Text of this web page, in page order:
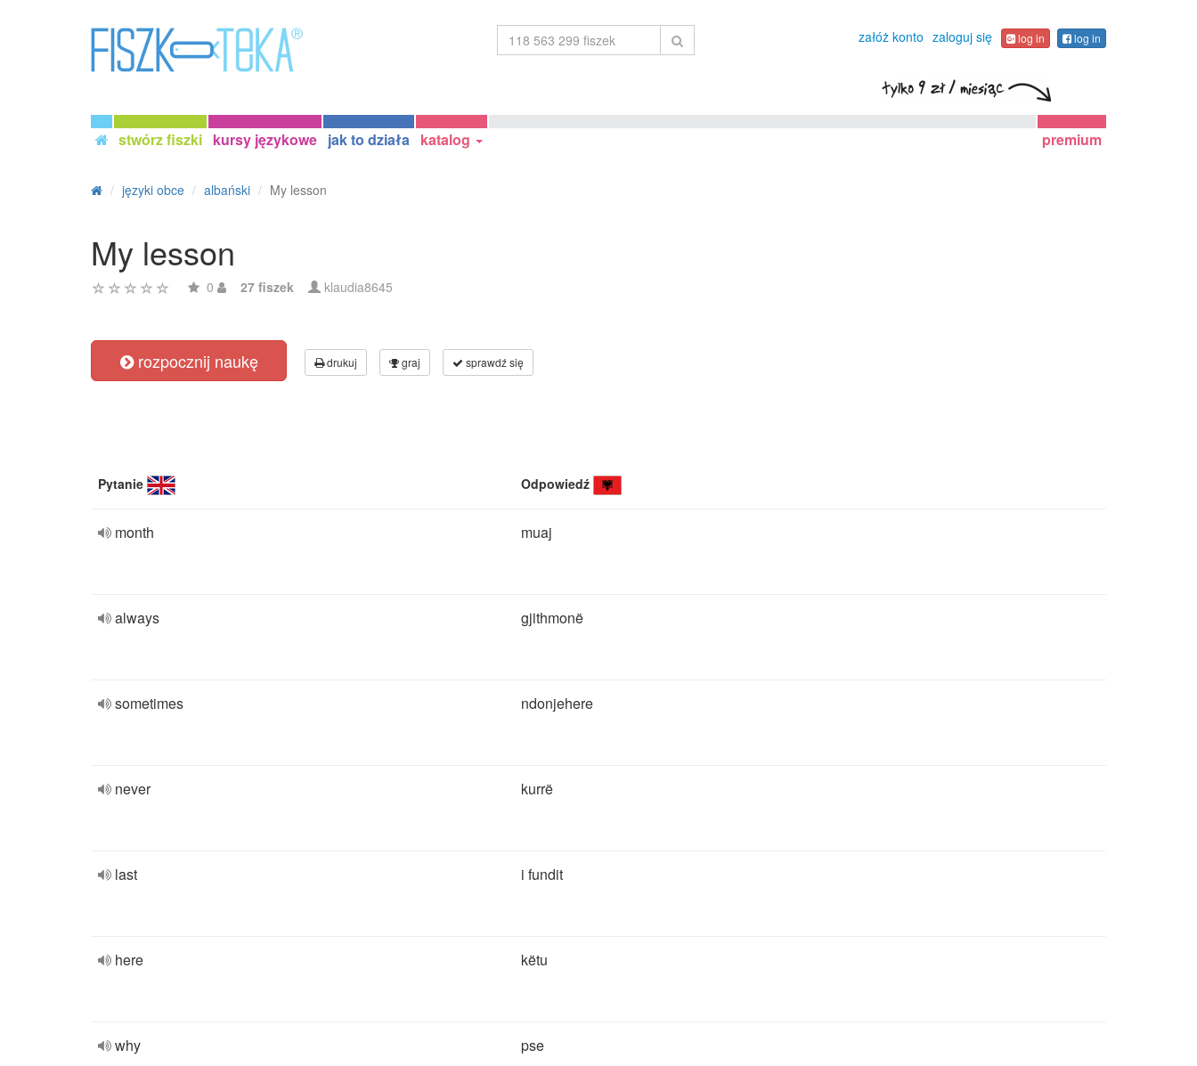
załóż konto zaloguj się log in log in
stwórz fiszki kursy językowe jak to działa katalog premium
języki obce albański My lesson
My lesson
0 27 fiszek klaudia8645
rozpocznij naukę drukuj graj sprawdź się
Pytanie Odpowiedź
month muaj
always gjithmonë
sometimes ndonjehere
never kurrë
last i fundit
here këtu
why pse